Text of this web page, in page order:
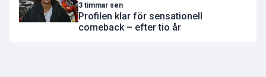
3 timmar sen
Profilen klar för sensationell
comeback – efter tio år